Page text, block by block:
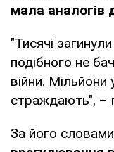
мала аналогів
"Тисячі загинули
подібного не
війни. Мільйони
страждають", –
За його